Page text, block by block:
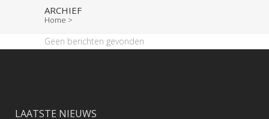
ARCHIEF
Home >
Geen berichten gevonden
LAATSTE NIEUWS